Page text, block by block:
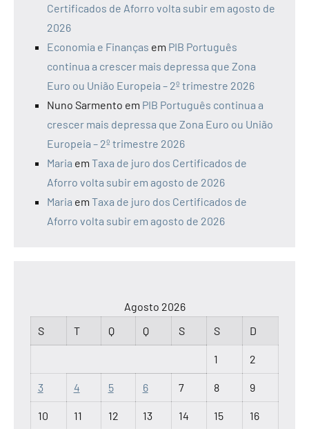
Certificados de Aforro volta subir em agosto de
2026
Economia e Finanças em PIB Português
continua a crescer mais depressa que Zona
Euro ou União Europeia – 2º trimestre 2026
Nuno Sarmento em PIB Português continua a
crescer mais depressa que Zona Euro ou União
Europeia – 2º trimestre 2026
Maria em Taxa de juro dos Certificados de
Aforro volta subir em agosto de 2026
Maria em Taxa de juro dos Certificados de
Aforro volta subir em agosto de 2026
Agosto 2026
S
T Q Q S S D
1 2
3 4 5 6 7 8 9
10 11 12 13 14 15 16